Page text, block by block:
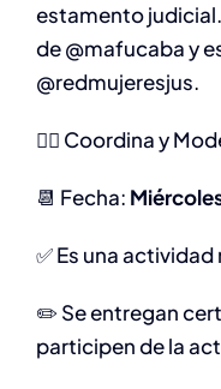
estamento
de @mafucaba y
@redmujeresjus.
🙋‍♀️ Coordina y
📆 Fecha:
✅ Es una
✏️ Se entregan
participen de la